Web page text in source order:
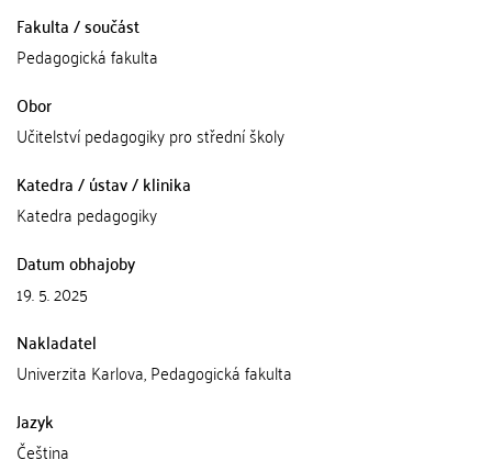
Fakulta / součást
Pedagogická fakulta
Obor
Učitelství pedagogiky pro střední školy
Katedra / ústav / klinika
Katedra pedagogiky
Datum obhajoby
19. 5. 2025
Nakladatel
Univerzita Karlova, Pedagogická fakulta
Jazyk
Čeština